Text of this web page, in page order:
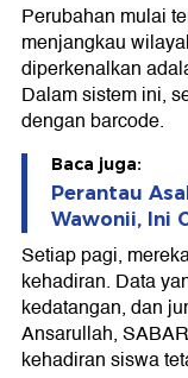
Perubahan mulai
menjangkau
diperkenalkan
Dalam sistem ini,
dengan barcode.
Baca juga:
Perantau
Wawonii, Ini
Setiap pagi,
kehadiran. Data
kedatangan, dan
Ansarullah,
kehadiran siswa